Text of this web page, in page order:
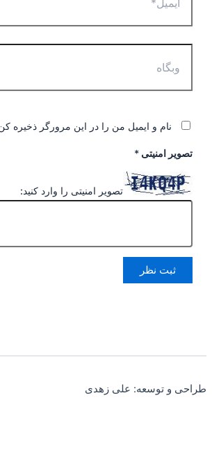
نام و ایمیل من را در این مرورگر ذخیره کن.
تصویر امنیتی *
تصویر امنیتی را وارد کنید:
طراحی و توسعه: علی زهدی